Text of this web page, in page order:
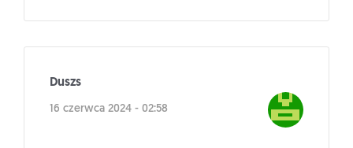
Duszs
16 czerwca 2024 - 02:58